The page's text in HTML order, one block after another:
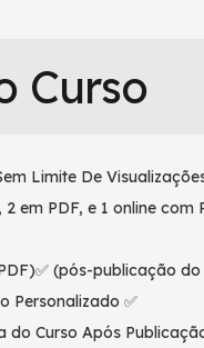
Curso
Limite De
em PDF, e 1 online
(pós-publicação
Personalizado ✅
do Curso Após